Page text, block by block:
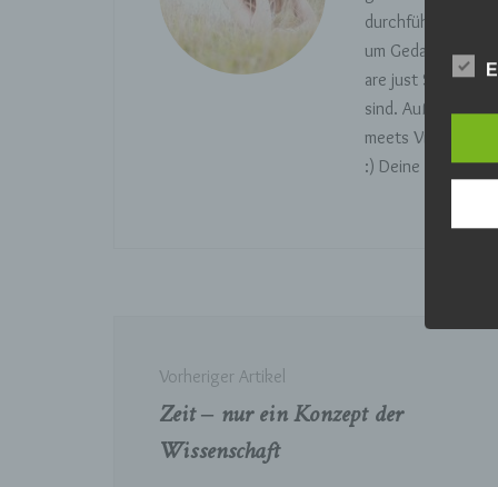
durchführe und
um
are just Stories"
sind. Außerdem
meets Video -
:) Deine Momo
Vorheriger Artikel
Zeit – nur ein Konzept der
Wissenschaft